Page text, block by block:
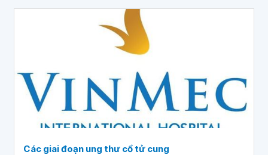
Các giai đoạn ung thư cổ tử cung